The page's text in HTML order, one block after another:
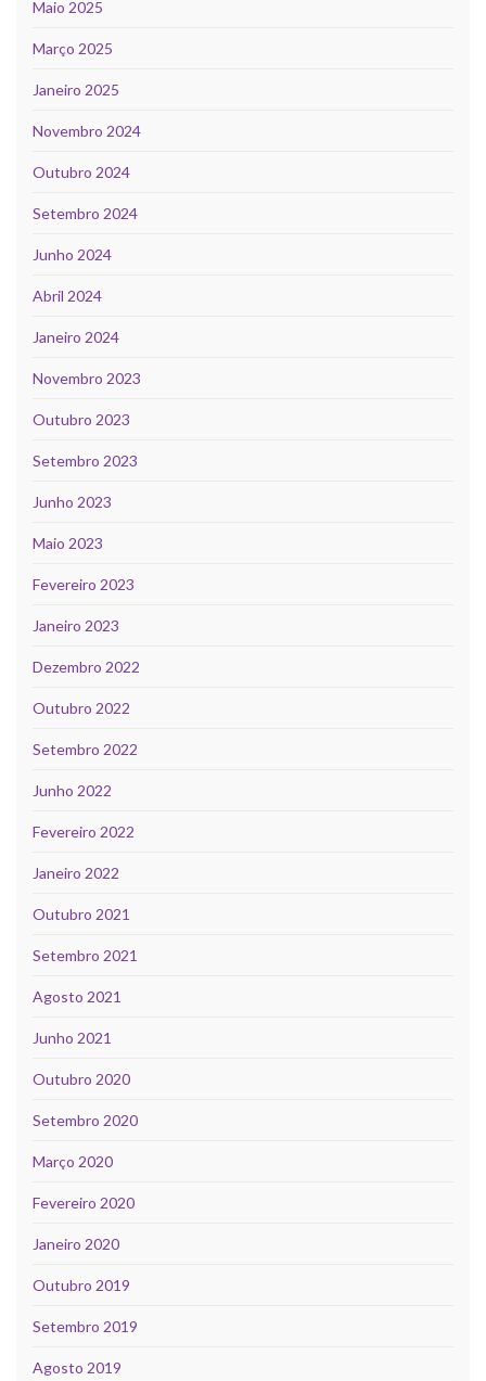
Maio 2025
Março 2025
Janeiro 2025
Novembro 2024
Outubro 2024
Setembro 2024
Junho 2024
Abril 2024
Janeiro 2024
Novembro 2023
Outubro 2023
Setembro 2023
Junho 2023
Maio 2023
Fevereiro 2023
Janeiro 2023
Dezembro 2022
Outubro 2022
Setembro 2022
Junho 2022
Fevereiro 2022
Janeiro 2022
Outubro 2021
Setembro 2021
Agosto 2021
Junho 2021
Outubro 2020
Setembro 2020
Março 2020
Fevereiro 2020
Janeiro 2020
Outubro 2019
Setembro 2019
Agosto 2019